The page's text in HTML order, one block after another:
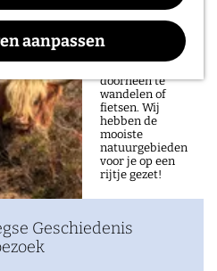
aanpassennatuur in het Rijk
van Nijmegen is
doorheen te
wandelen of
fietsen. Wij
hebben de
mooiste
natuurgebieden
voor je op een
rijtje gezet!
Wanneer:
t/m 19 mei
Geschiedenis